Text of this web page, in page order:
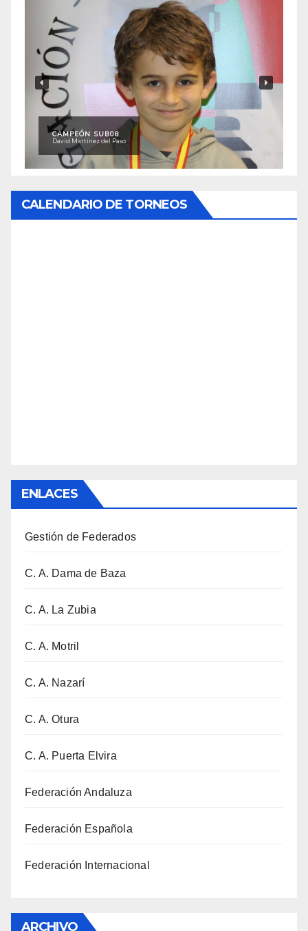
CAMPEÓN SUB08
David Martínez del Paso
CALENDARIO DE TORNEOS
ENLACES
Gestión de Federados
C. A. Dama de Baza
C. A. La Zubia
C. A. Motril
C. A. Nazarí
C. A. Otura
C. A. Puerta Elvira
Federación Andaluza
Federación Española
Federación Internacional
ARCHIVO